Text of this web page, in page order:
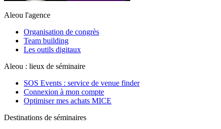
Aleou l'agence
Organisation de congrès
Team building
Les outils digitaux
Aleou : lieux de séminaire
SOS Events : service de venue finder
Connexion à mon compte
Optimiser mes achats MICE
Destinations de séminaires